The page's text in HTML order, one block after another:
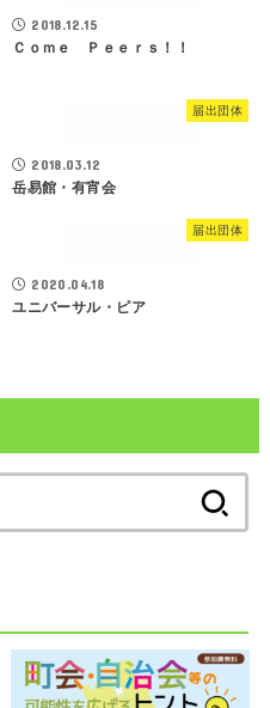
2018.12.15
Ｃｏｍｅ Ｐｅｅｒｓ！！
届出団体
2018.03.12
岳易館・有宵会
届出団体
2020.04.18
ユニバーサル・ピア
索: